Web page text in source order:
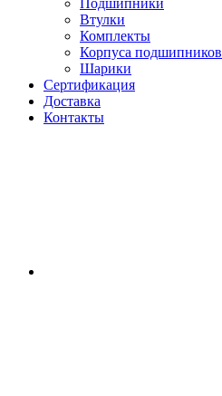
Подшипники
Втулки
Комплекты
Корпуса подшипников
Шарики
Сертификация
Доставка
Контакты